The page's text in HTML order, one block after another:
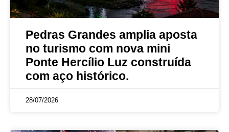
Pedras Grandes amplia aposta
no turismo com nova mini
Ponte Hercílio Luz construída
com aço histórico.
28/07/2026